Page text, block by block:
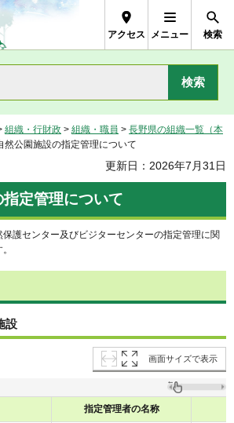
県Nagano Prefecture
アクセス メニュー 検索
組織・行財政 > 組織・職員 > 長野県の組織一覧（本
然公園施設の指定管理について
更新日：2026年7月31日
定管理について
護センター及びビジターセンターの指定管理に関
設
画面サイズで表示
指定管理者の名称